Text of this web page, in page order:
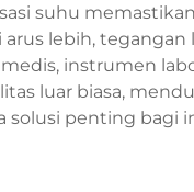
suhu
lebih,
instrumen
luar biasa,
solusi penting bagi